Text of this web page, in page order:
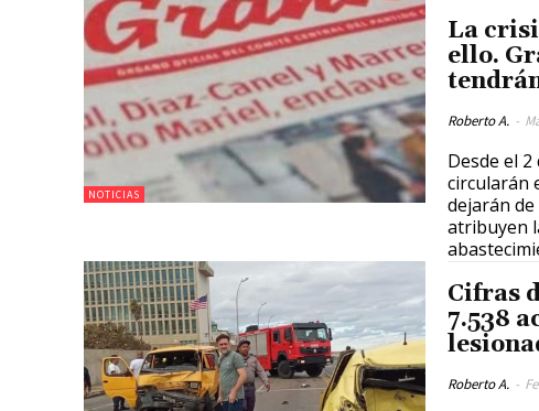
NOTICIAS
La
ello.
Roberto A. -
Desde el
circularán
dejarán
atribuyen
Cifras
7.538
Roberto A. -